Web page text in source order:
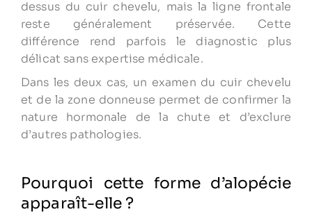
dessus du cuir chevelu, mais la ligne frontale
reste généralement préservée. Cette
différence rend parfois le diagnostic plus
délicat sans expertise médicale.
Dans les deux cas, un examen du cuir chevelu
et de la zone donneuse permet de confirmer la
nature hormonale de la chute et d’exclure
d’autres pathologies.
Pourquoi cette forme d’alopécie
apparaît-elle ?